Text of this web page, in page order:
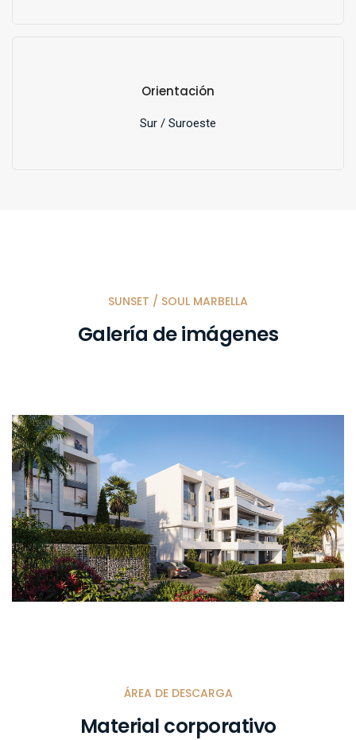
Orientación
Sur / Suroeste
SUNSET / SOUL MARBELLA
Galería de imágenes
ÁREA DE DESCARGA
Material corporativo